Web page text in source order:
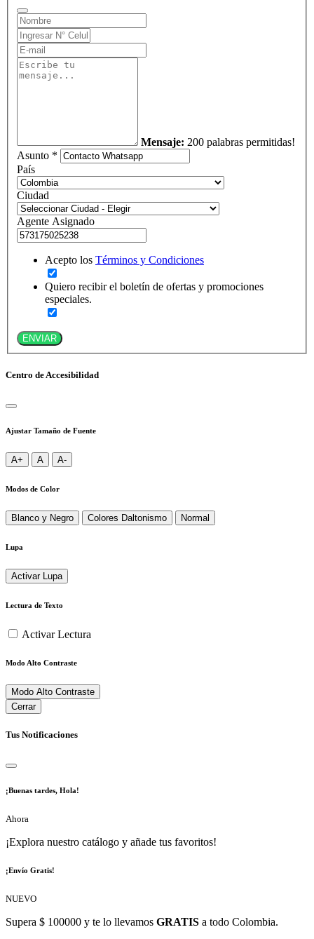
Mensaje: 200 palabras permitidas!
Asunto *
País
Ciudad
Agente Asignado
Acepto los Términos y Condiciones
Quiero recibir el boletín de ofertas y promociones
especiales.
ENVIAR
Centro de Accesibilidad
Ajustar Tamaño de Fuente
A+ A A-
Modos de Color
Blanco y Negro Colores Daltonismo Normal
Lupa
Activar Lupa
Lectura de Texto
Activar Lectura
Modo Alto Contraste
Modo Alto Contraste
Cerrar
Tus Notificaciones
¡Buenas tardes, Hola!
Ahora
¡Explora nuestro catálogo y añade tus favoritos!
¡Envío Gratis!
NUEVO
Supera $ 100000 y te lo llevamos GRATIS a todo Colombia.